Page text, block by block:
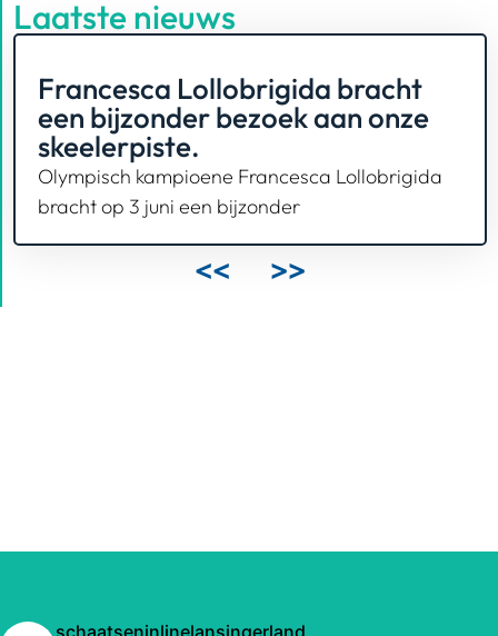
Laatste nieuws
Francesca Lollobrigida bracht
een bijzonder bezoek aan onze
skeelerpiste.
Olympisch kampioene Francesca Lollobrigida
bracht op 3 juni een bijzonder
<< >>